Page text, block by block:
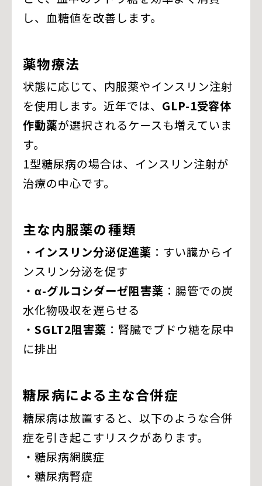
し、血糖値を改善します。
薬物療法
状態に応じて、内服薬やインスリン注射
を使用します。近年では、 GLP-1受容体
作動薬が選択されるケースも増えていま
す。
1型糖尿病の場合は、インスリン注射が
治療の中心です。
主な内服薬の種類
・ インスリン分泌促進薬 ：すい臓からイ
ンスリン分泌を促す
・α-グルコシダーゼ阻害薬 ：腸管での炭
水化物吸収を遅らせる
・SGLT2阻害薬 ：腎臓でブドウ糖を尿中
に排出
糖尿病による主な合併症
糖尿病は放置すると、以下のような合併
症を引き起こすリスクがあります。
・糖尿病網膜症
・糖尿病腎症